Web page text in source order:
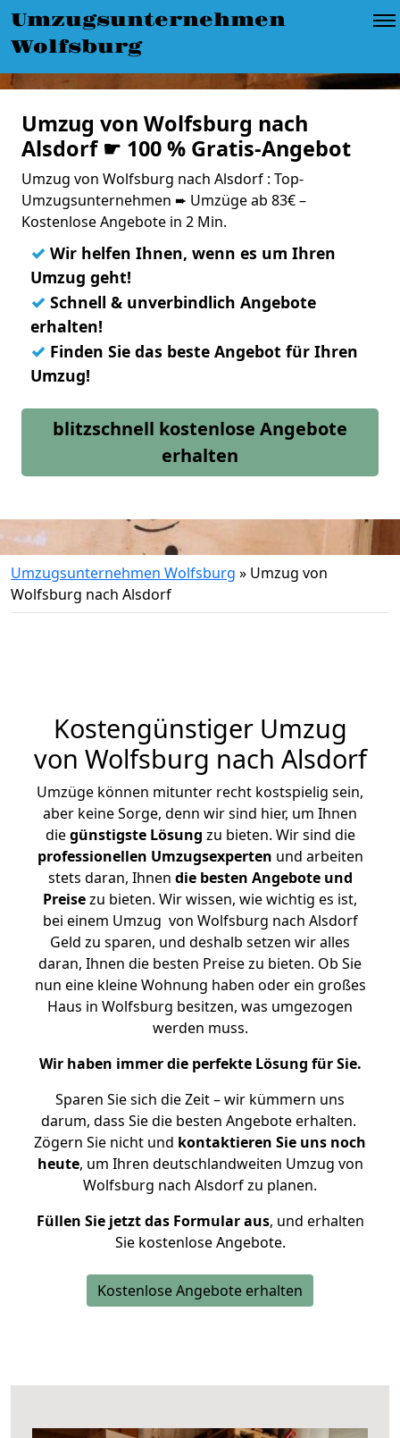
Umzugsunternehmen
Wolfsburg
Umzug von Wolfsburg nach
Alsdorf ☛ 100 % Gratis-Angebot
Umzug von Wolfsburg nach Alsdorf : Top-
Umzugsunternehmen ➨ Umzüge ab 83€ –
Kostenlose Angebote in 2 Min.
✓ Wir helfen Ihnen, wenn es um Ihren
Umzug geht!
✓ Schnell & unverbindlich Angebote
erhalten!
✓ Finden Sie das beste Angebot für Ihren
Umzug!
blitzschnell kostenlose Angebote
erhalten
Umzugsunternehmen Wolfsburg » Umzug von
Wolfsburg nach Alsdorf
Kostengünstiger Umzug
von Wolfsburg nach Alsdorf
Umzüge können mitunter recht kostspielig sein,
aber keine Sorge, denn wir sind hier, um Ihnen
diegünstigste Lösung zu bieten. Wir sind die
professionellen Umzugsexperten und arbeiten
stets daran, Ihnen die besten Angebote und
Preisezu bieten. Wir wissen, wie wichtig es ist,
bei einem Umzug von Wolfsburg nach Alsdorf
Geld zu sparen, und deshalb setzen wir alles
daran, Ihnen die besten Preise zu bieten. Ob Sie
nun eine kleine Wohnung haben oder ein großes
Haus in Wolfsburg besitzen, was umgezogen
werden muss.
Wir haben immer die perfekte Lösung für Sie.
Sparen Sie sich die Zeit – wir kümmern uns
darum, dass Sie die besten Angebote erhalten.
Zögern Sie nicht und kontaktieren Sie uns noch
heute, um Ihren deutschlandweiten Umzug von
Wolfsburg nach Alsdorf zu planen.
Füllen Sie jetzt das Formular aus, und erhalten
Sie kostenlose Angebote.
Kostenlose Angebote erhalten